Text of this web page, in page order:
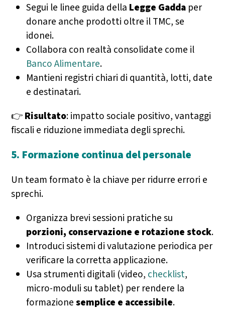
Segui le linee guida della Legge Gadda per
donare anche prodotti oltre il TMC, se
idonei.
Collabora con realtà consolidate come il
Banco Alimentare.
Mantieni registri chiari di quantità, lotti, date
e destinatari.
👉Risultato: impatto sociale positivo, vantaggi
fiscali e riduzione immediata degli sprechi.
5. Formazione continua del personale
Un team formato è la chiave per ridurre errori e
sprechi.
Organizza brevi sessioni pratiche su
porzioni, conservazione e rotazione stock.
Introduci sistemi di valutazione periodica per
verificare la corretta applicazione.
Usa strumenti digitali (video, checklist,
micro-moduli su tablet) per rendere la
formazionesemplice e accessibile.